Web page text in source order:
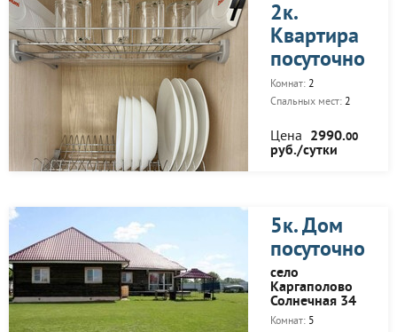
2к.
Квартира
посуточно
Комнат: 2
Спальных мест: 2
Цена 2990.00
руб./сутки
5к. Дом
посуточно
село
Каргаполово
Солнечная 34
Комнат: 5